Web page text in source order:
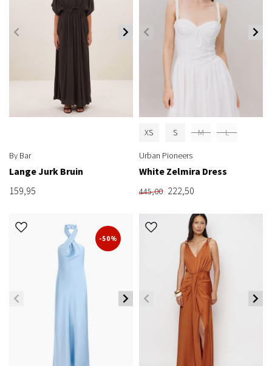
By Bar
Lange Jurk Bruin
159,95
XS S M L
Urban Pioneers
White Zelmira Dress
445,00 222,50
-50%